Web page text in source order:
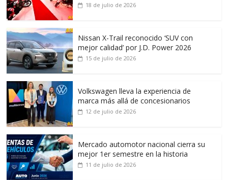
18 de julio de 2026
Nissan X-Trail reconocido ‘SUV con
mejor calidad’ por J.D. Power 2026
15 de julio de 2026
Volkswagen lleva la experiencia de
marca más allá de concesionarios
12 de julio de 2026
Mercado automotor nacional cierra su
mejor 1er semestre en la historia
11 de julio de 2026